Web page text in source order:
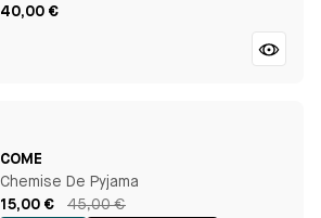
40,00 €
COME
Chemise De Pyjama
15,00 €
45,00 €